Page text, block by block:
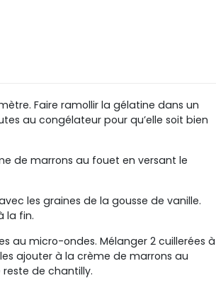
Faire ramollir la gélatine dans un
au congélateur pour qu’elle soit bien
de marrons au fouet en versant le
les graines de la gousse de vanille.
la fin.
au micro-ondes. Mélanger 2 cuillerées à
ajouter à la crème de marrons au
de chantilly.